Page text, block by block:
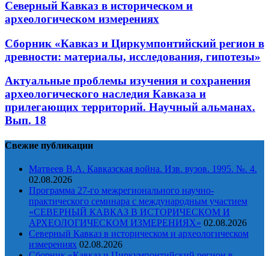
Северный Кавказ в историческом и
археологическом измерениях
Сборник «Кавказ и Циркумпонтийский регион в
древности: материалы, исследования, гипотезы»
Актуальные проблемы изучения и сохранения
археологического наследия Кавказа и
прилегающих территорий. Научный альманах.
Вып. 18
Свежие публикации
Матвеев В.А. Кавказская война. Изв. вузов. 1995. №. 4.
02.08.2026
Программа 27-го межрегионального научно-
практического семинара с международным участием
«СЕВЕРНЫЙ КАВКАЗ В ИСТОРИЧЕСКОМ И
АРХЕОЛОГИЧЕСКОМ ИЗМЕРЕНИЯХ» 02.08.2026
Северный Кавказ в историческом и археологическом
измерениях 02.08.2026